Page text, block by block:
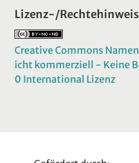
Lizenz-/Rechtehinweis
Creative Commons
icht kommerziell - Keine
0 International Lizenz